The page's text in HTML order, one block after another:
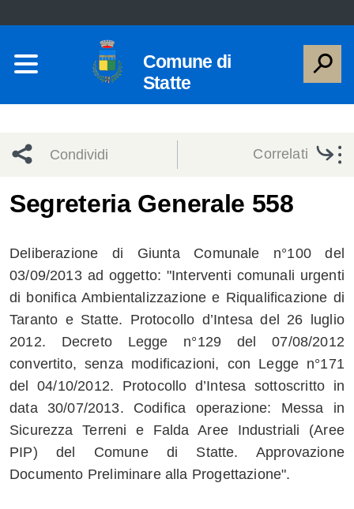
Comune di
Statte
Condividi
network
Condividi
Condividi
Facebook
su
Twitter
Condividi
su
Facebook
Condividi
su
Whatsapp
Correlati
Segreteria Generale 558
Deliberazione di Giunta Comunale n°100 del
03/09/2013 ad oggetto: "Interventi comunali urgenti
di bonifica Ambientalizzazione e Riqualificazione di
Taranto e Statte. Protocollo d’Intesa del 26 luglio
2012. Decreto Legge n°129 del 07/08/2012
convertito, senza modificazioni, con Legge n°171
del 04/10/2012. Protocollo d’Intesa sottoscritto in
data 30/07/2013. Codifica operazione: Messa in
Sicurezza Terreni e Falda Aree Industriali (Aree
PIP) del Comune di Statte. Approvazione
Documento Preliminare alla Progettazione".